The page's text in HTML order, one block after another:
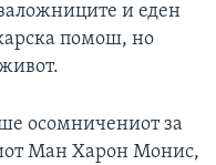
и еден
помош, но
осомничениот за
Ман Харон Монис,